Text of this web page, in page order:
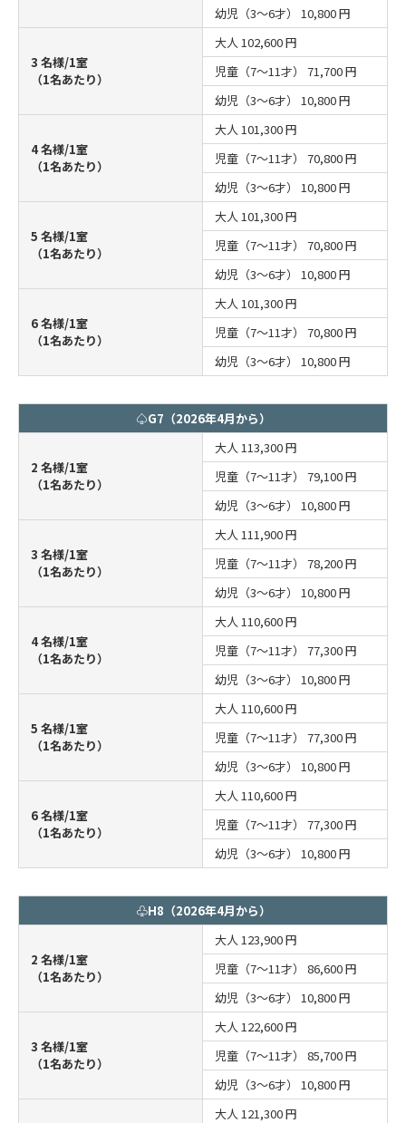
幼児（3～6才） 10,800 円
3 名様/1室
（1名あたり）
大人 102,600 円
児童（7～11才） 71,700 円
幼児（3～6才） 10,800 円
4 名様/1室
（1名あたり）
大人 101,300 円
児童（7～11才） 70,800 円
幼児（3～6才） 10,800 円
5 名様/1室
（1名あたり）
大人 101,300 円
児童（7～11才） 70,800 円
幼児（3～6才） 10,800 円
6 名様/1室
（1名あたり）
大人 101,300 円
児童（7～11才） 70,800 円
幼児（3～6才） 10,800 円
♤G7（2026年4月から）
2 名様/1室
（1名あたり）
大人 113,300 円
児童（7～11才） 79,100 円
幼児（3～6才） 10,800 円
3 名様/1室
（1名あたり）
大人 111,900 円
児童（7～11才） 78,200 円
幼児（3～6才） 10,800 円
4 名様/1室
（1名あたり）
大人 110,600 円
児童（7～11才） 77,300 円
幼児（3～6才） 10,800 円
5 名様/1室
（1名あたり）
大人 110,600 円
児童（7～11才） 77,300 円
幼児（3～6才） 10,800 円
6 名様/1室
（1名あたり）
大人 110,600 円
児童（7～11才） 77,300 円
幼児（3～6才） 10,800 円
♧H8（2026年4月から）
2 名様/1室
（1名あたり）
大人 123,900 円
児童（7～11才） 86,600 円
幼児（3～6才） 10,800 円
3 名様/1室
（1名あたり）
大人 122,600 円
児童（7～11才） 85,700 円
幼児（3～6才） 10,800 円
大人 121,300 円